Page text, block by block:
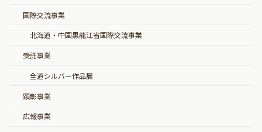
国際交流事業
北海道・中国黒龍江省国際交流事業
受託事業
全道シルバー作品展
顕彰事業
広報事業